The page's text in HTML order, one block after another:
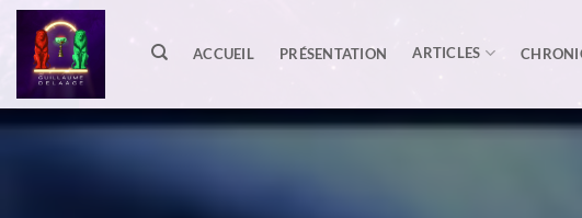
Passer
contenu
ACCUEIL PRÉSENTATION ARTICLES